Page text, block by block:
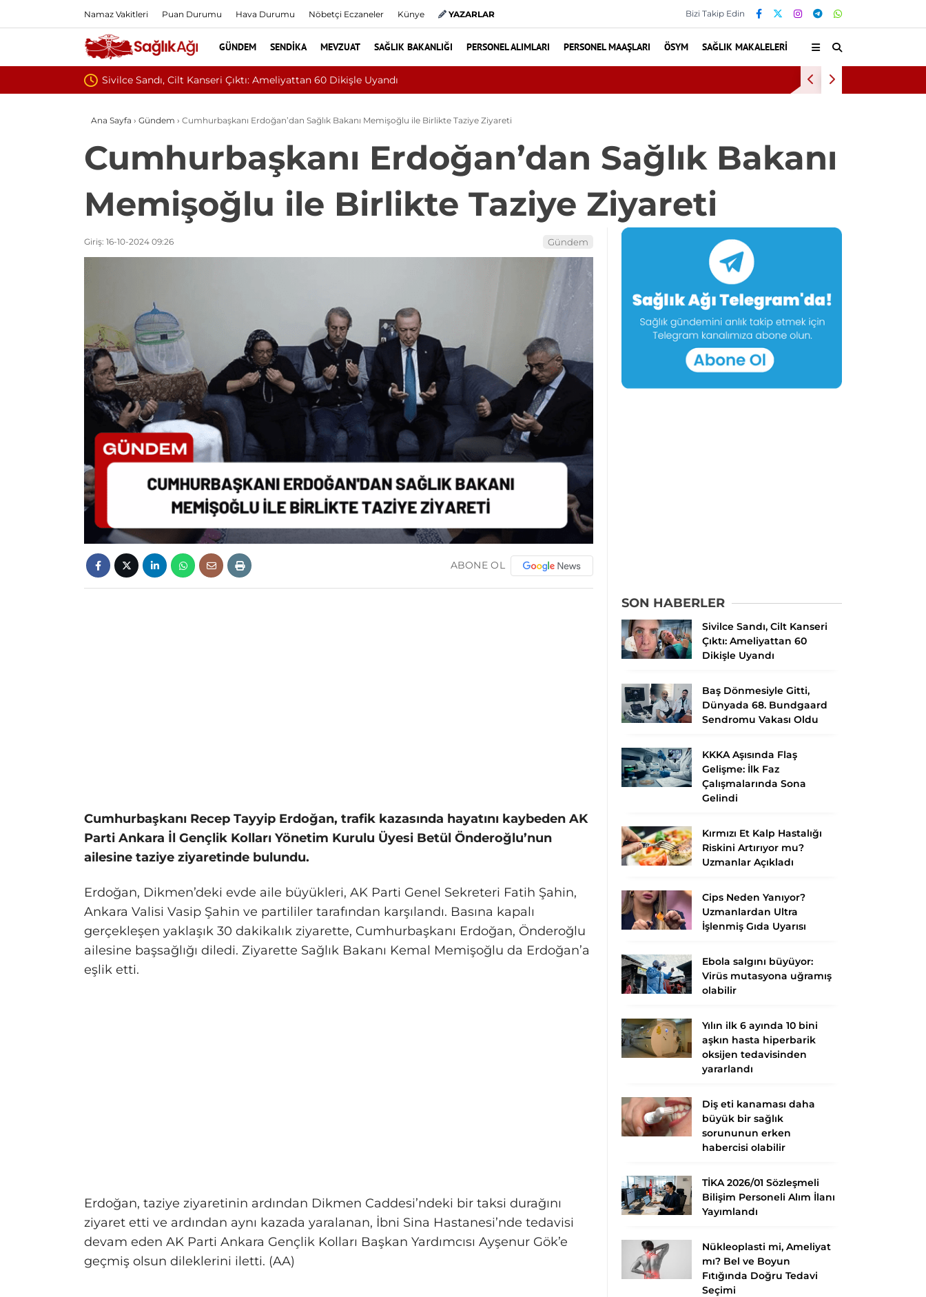
Namaz Vakitleri Puan Durumu Hava Durumu Nöbetçi Eczaneler Künye YAZARLAR Bizi Takip Edin
GÜNDEM SENDIKA MEVZUAT SAĞLIK BAKANLIĞI PERSONEL ALIMLARI PERSONEL MAAŞLARI ÖSYM SAĞLIK MAKALELERI
60 Dikişle Uyandı
Ana Sayfa › Gündem › Cumhurbaşkanı Erdoğan’dan Sağlık Bakanı Memişoğlu ile Birlikte Taziye Ziyareti
Cumhurbaşkanı Erdoğan’dan Sağlık Bakanı
Memişoğlu ile Birlikte Taziye Ziyareti
Giriş: 16-10-2024 09:26 Gündem
ABONE OL
Cumhurbaşkanı Recep Tayyip Erdoğan, trafik kazasında hayatını kaybeden AK
Parti Ankara İl Gençlik Kolları Yönetim Kurulu Üyesi Betül Önderoğlu’nun
ailesine taziye ziyaretinde bulundu.
Erdoğan, Dikmen’deki evde aile büyükleri, AK Parti Genel Sekreteri Fatih Şahin,
Ankara Valisi Vasip Şahin ve partililer tarafından karşılandı. Basına kapalı
gerçekleşen yaklaşık 30 dakikalık ziyarette, Cumhurbaşkanı Erdoğan, Önderoğlu
ailesine başsağlığı diledi. Ziyarette Sağlık Bakanı Kemal Memişoğlu da Erdoğan’a
eşlik etti.
Erdoğan, taziye ziyaretinin ardından Dikmen Caddesi’ndeki bir taksi durağını
ziyaret etti ve ardından aynı kazada yaralanan, İbni Sina Hastanesi’nde tedavisi
devam eden AK Parti Ankara Gençlik Kolları Başkan Yardımcısı Ayşenur Gök’e
geçmiş olsun dileklerini iletti. (AA)
SON HABERLER
Sivilce Sandı, Cilt Kanseri
Çıktı: Ameliyattan 60
Dikişle Uyandı
Baş Dönmesiyle Gitti,
Dünyada 68. Bundgaard
Sendromu Vakası Oldu
KKKA Aşısında Flaş
Gelişme: İlk Faz
Çalışmalarında Sona
Gelindi
Kırmızı Et Kalp Hastalığı
Riskini Artırıyor mu?
Uzmanlar Açıkladı
Cips Neden Yanıyor?
Uzmanlardan Ultra
İşlenmiş Gıda Uyarısı
Ebola salgını büyüyor:
Virüs mutasyona uğramış
olabilir
Yılın ilk 6 ayında 10 bini
aşkın hasta hiperbarik
oksijen tedavisinden
yararlandı
Diş eti kanaması daha
büyük bir sağlık
sorununun erken
habercisi olabilir
TİKA 2026/01 Sözleşmeli
Bilişim Personeli Alım İlanı
Yayımlandı
Nükleoplasti mi, Ameliyat
mı? Bel ve Boyun
Fıtığında Doğru Tedavi
Seçimi